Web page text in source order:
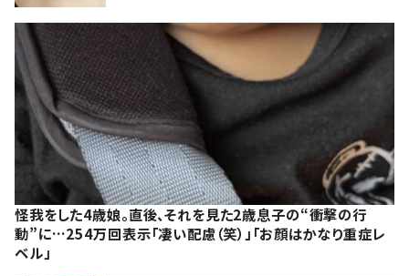
怪我をした4歳娘。直後、それを見た2歳息子の“衝撃の行
動”に…254万回表示「凄い配慮（笑）」「お顔はかなり重症レ
ベル」